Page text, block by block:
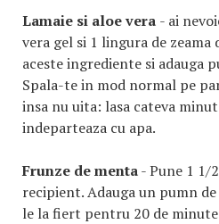
Lamaie si aloe vera - ai
vera gel si 1 lingura de zeama
aceste ingrediente si adauga
Spala-te in mod normal pe
insa nu uita: lasa cateva
indeparteaza cu apa.
Frunze de menta- Pune 1 1/
recipient. Adauga un pumn
le la fiert pentru 20 de